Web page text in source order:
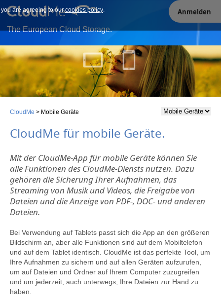
Our site uses cookies. By continuing to use our site you are
agreeing to our cookies policy.
you are agreeing to ourcookies policy.
The European Cloud Storage.
Anmelden
CloudMe > Mobile Geräte
CloudMe für mobile Geräte.
Mit der CloudMe-App für mobile Geräte können Sie
alle Funktionen des CloudMe-Diensts nutzen. Dazu
gehören die Sicherung Ihrer Aufnahmen, das
Streaming von Musik und Videos, die Freigabe von
Dateien und die Anzeige von PDF-, DOC- und anderen
Dateien.
Bei Verwendung auf Tablets passt sich die App an den größeren
Bildschirm an, aber alle Funktionen sind auf dem Mobiltelefon
und auf dem Tablet identisch. CloudMe ist das perfekte Tool, um
Ihre Aufnahmen zu sichern und auf allen Geräten aufzurufen,
um auf Dateien und Ordner auf Ihrem Computer zuzugreifen
und um jederzeit, auch unterwegs, Ihre Dateien zur Hand zu
haben.